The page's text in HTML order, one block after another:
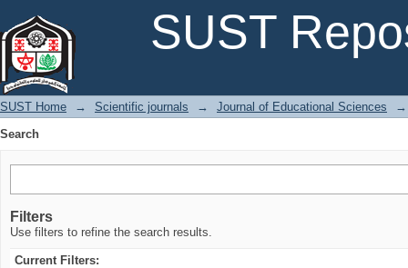
SUST
SUST Home → Scientific journals → Journal of Educational Sciences
→
Search
Filters
Use filters to refine the search results.
Current Filters: